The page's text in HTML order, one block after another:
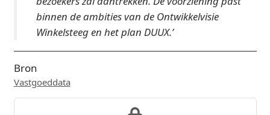
binnen de ambities van de Ontwikkelvisie
Winkelsteeg en het plan DUUX.’
Bron
Vastgoeddata